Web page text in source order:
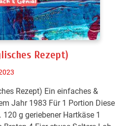
Rezept)
Rezept) Ein einfaches &
Jahr 1983 Für 1 Portion Diese
g geriebener Hartkäse 1